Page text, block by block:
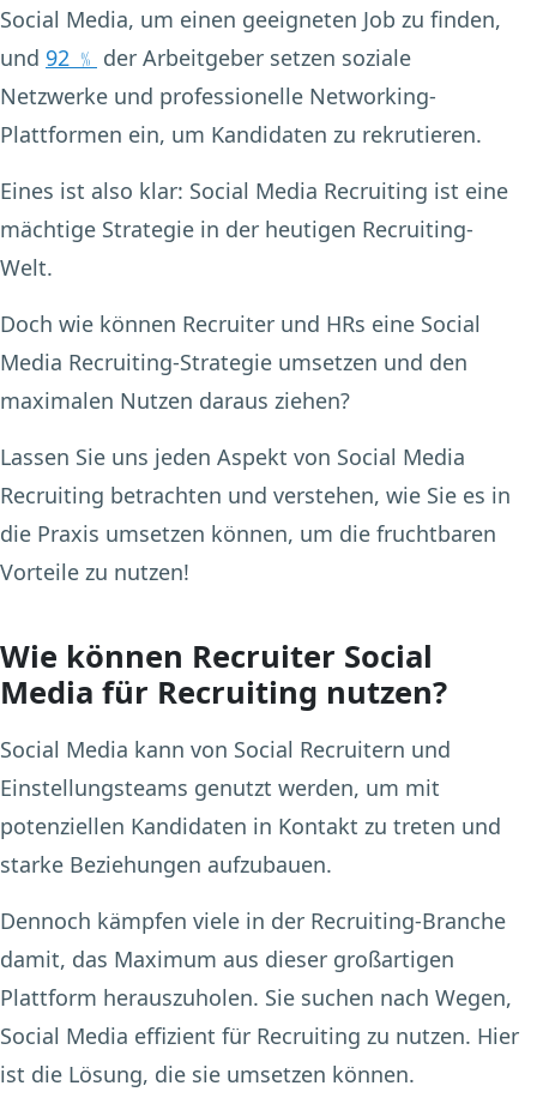
Social Media, um einen geeigneten Job zu finden,
und 92 ﹪ der Arbeitgeber setzen soziale
Netzwerke und professionelle Networking-
Plattformen ein, um Kandidaten zu rekrutieren.
Eines ist also klar: Social Media Recruiting ist eine
mächtige Strategie in der heutigen Recruiting-
Welt.
Doch wie können Recruiter und HRs eine Social
Media Recruiting-Strategie umsetzen und den
maximalen Nutzen daraus ziehen?
Lassen Sie uns jeden Aspekt von Social Media
Recruiting betrachten und verstehen, wie Sie es in
die Praxis umsetzen können, um die fruchtbaren
Vorteile zu nutzen!
Wie können Recruiter Social
Media für Recruiting nutzen?
Social Media kann von Social Recruitern und
Einstellungsteams genutzt werden, um mit
potenziellen Kandidaten in Kontakt zu treten und
starke Beziehungen aufzubauen.
Dennoch kämpfen viele in der Recruiting-Branche
damit, das Maximum aus dieser großartigen
Plattform herauszuholen. Sie suchen nach Wegen,
Social Media effizient für Recruiting zu nutzen. Hier
ist die Lösung, die sie umsetzen können.